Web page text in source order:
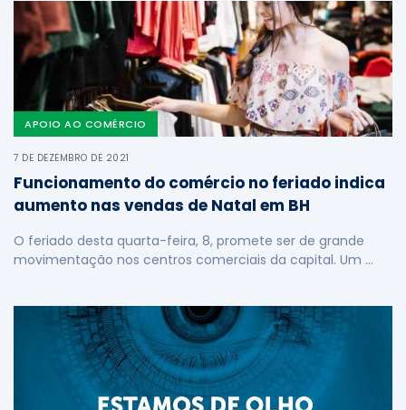
APOIO AO COMÉRCIO
7 DE DEZEMBRO DE 2021
Funcionamento do comércio no feriado indica
aumento nas vendas de Natal em BH
O feriado desta quarta-feira, 8, promete ser de grande
movimentação nos centros comerciais da capital. Um …